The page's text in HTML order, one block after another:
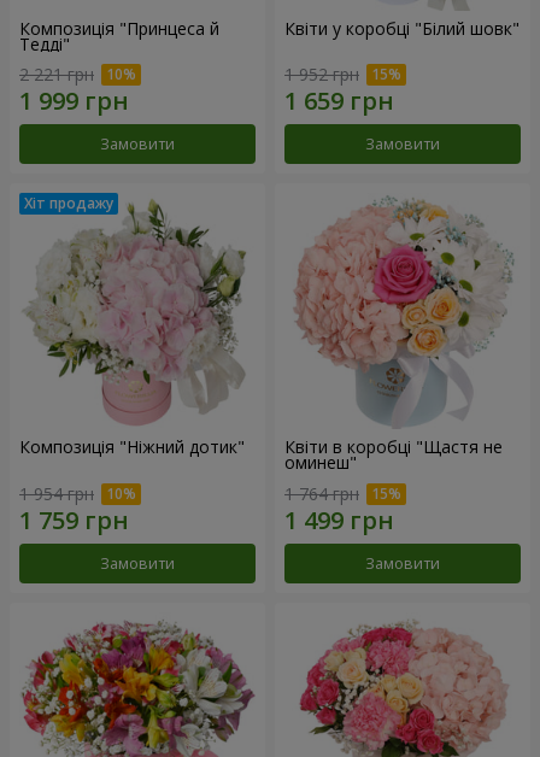
Композиція "Принцеса й
Тедді"
2 221 грн
Замовити
Квіти у коробці "Білий шовк"
1 952 грн
Замовити
Композиція "Ніжний дотик"
1 954 грн
Замовити
Квіти в коробці "Щастя не
оминеш"
1 764 грн
Замовити